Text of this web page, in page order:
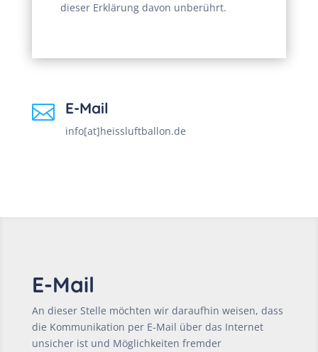
dieser Erklärung davon unberührt.
 E-Mail
info[at]heissluftballon.de
E-Mail
An dieser Stelle möchten wir daraufhin weisen, dass
die Kommunikation per E-Mail über das Internet
unsicher ist und Möglichkeiten fremder